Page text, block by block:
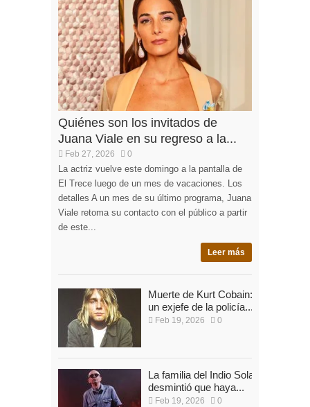
Quiénes son los invitados de
Juana Viale en su regreso a la...
Feb 27, 2026 0
La actriz vuelve este domingo a la pantalla de
El Trece luego de un mes de vacaciones. Los
detalles A un mes de su último programa, Juana
Viale retoma su contacto con el público a partir
de este...
Leer más
Muerte de Kurt Cobain:
un exjefe de la policía...
Feb 19, 2026 0
La familia del Indio Solari
desmintió que haya...
Feb 19, 2026 0